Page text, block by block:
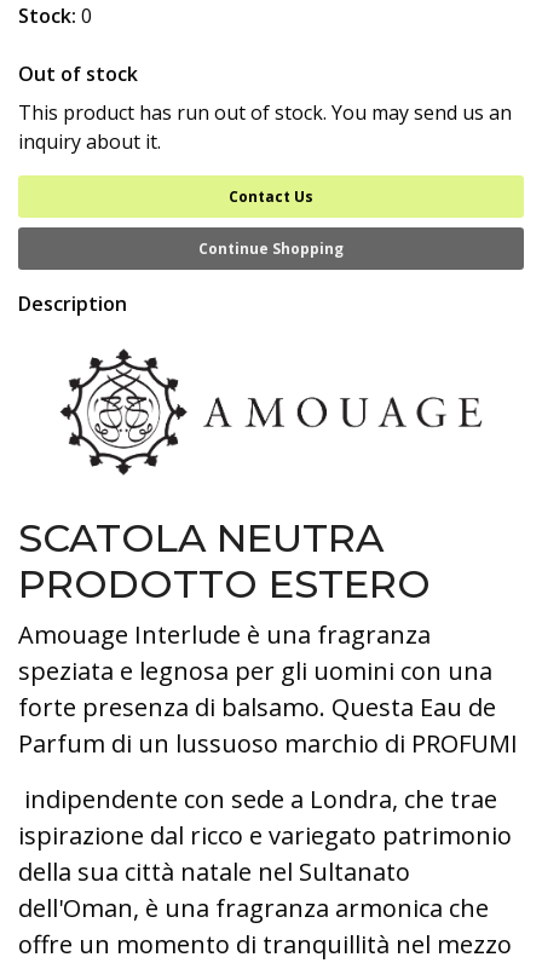
Stock: 0
Out of stock
This product has run out of stock. You may send us an
inquiry about it.
Contact Us
Continue Shopping
Description
SCATOLA NEUTRA
PRODOTTO ESTERO
Amouage Interlude è una fragranza
speziata e legnosa per gli uomini con una
forte presenza di balsamo. Questa Eau de
Parfum di un lussuoso marchio di PROFUMI
indipendente con sede a Londra, che trae
ispirazione dal ricco e variegato patrimonio
della sua città natale nel Sultanato
dell'Oman, è una fragranza armonica che
offre un momento di tranquillità nel mezzo